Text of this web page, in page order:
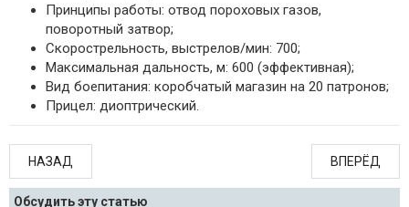
Принципы работы: отвод пороховых газов,
поворотный затвор;
Скорострельность, выстрелов/мин: 700;
Максимальная дальность, м: 600 (эффективная);
Вид боепитания: коробчатый магазин на 20 патронов;
Прицел: диоптрический.
НАЗАД ВПЕРЁД
Обсудить эту статью